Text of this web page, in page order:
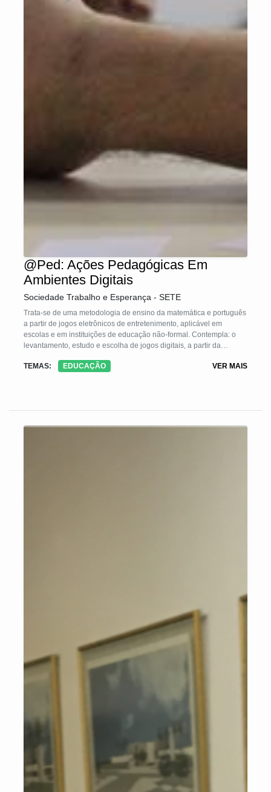
@Ped: Ações Pedagógicas Em
Ambientes Digitais
Sociedade Trabalho e Esperança - SETE
Trata-se de uma metodologia de ensino da matemática e português
a partir de jogos eletrônicos de entretenimento, aplicável em
escolas e em instituições de educação não-formal. Contempla: o
levantamento, estudo e escolha de jogos digitais, a partir da
leitura/escrita e a matemática presentes nos jogos de modo
contam com o protagonismo dos educandos, desde a escolha dos
TEMAS: EDUCAÇÃO VER MAIS